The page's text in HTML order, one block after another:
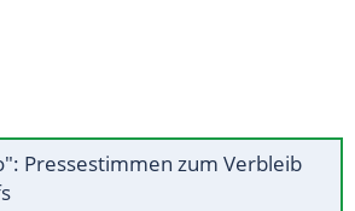
Pressestimmen zum Verbleib